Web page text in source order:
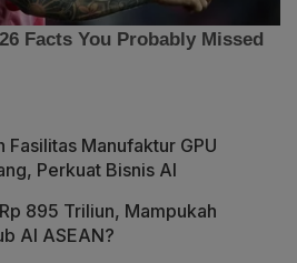
Fasilitas Manufaktur GPU
Perkuat Bisnis AI
895 Triliun, Mampukah
AI ASEAN?